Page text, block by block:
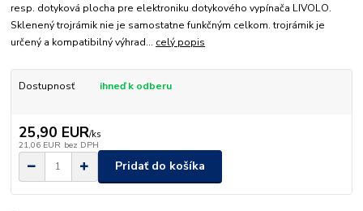
resp. dotyková plocha pre elektroniku dotykového vypínača LIVOLO.
Sklenený trojrámik nie je samostatne funkčným celkom. trojrámik je
určený a kompatibilný výhrad... celý popis
Dostupnosť ihneď k odberu
25,90 EUR/ks
21,06 EUR bez DPH
Pridať do košíka